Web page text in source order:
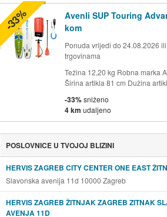
Avenli SUP Touring
kom
Ponuda vrijedi do 24.08.2026
trgovinama
Težina 12,20 kg Robna marka
Širina artikla 81 cm Dužina
-33%sniženo
4 km udaljeno
-33%
POSLOVNICE U TVOJOJ BLIZINI
HERVIS ZAGREB CITY CENTER ONE EAST
Slavonska avenija 11d 10000 Zagreb
HERVIS ZAGREB ŽITNJAK ZAGREB ZITNAK
AVENJA 11D